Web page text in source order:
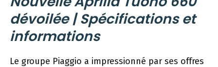
dévoilée | Spécifications et
informations
Le groupe Piaggio a impressionné par ses offres